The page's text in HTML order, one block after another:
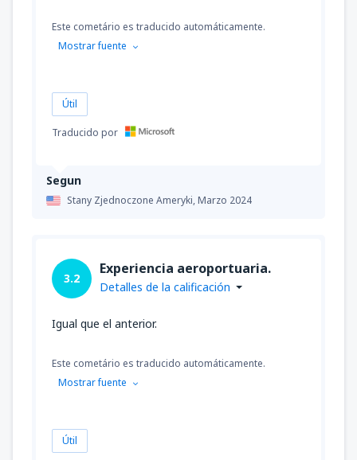
Segun
Stany Zjednoczone Ameryki,Marzo 2024
Este cometário es traducido automáticamente.
Mostrar fuente
Útil
Traducido por
3.2
Experiencia aeroportuaria.
Detalles de la calificación
Igual que el anterior.
Este cometário es traducido automáticamente.
Mostrar fuente
Útil